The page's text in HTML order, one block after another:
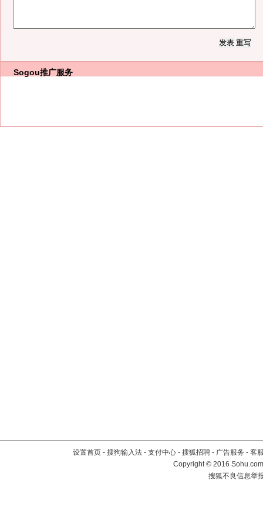
Sogou推广服务
设置首页 - 搜狗输入法 - 支付中心 - 搜狐招聘 - 广告服务 - 客
Copyright©2016
搜狐不良信息举